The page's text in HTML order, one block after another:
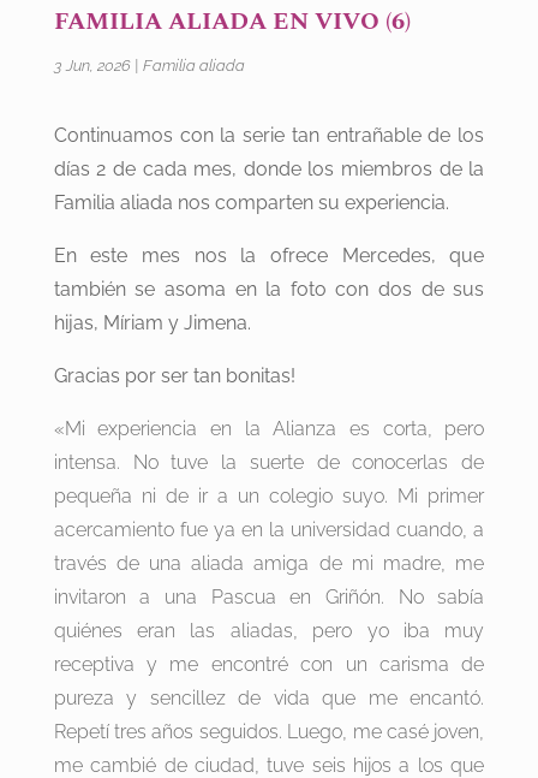
FAMILIA ALIADA EN VIVO (6)
3 Jun, 2026| Familia aliada
Continuamos con la serie tan entrañable de los
días 2 de cada mes, donde los miembros de la
Familia aliada nos comparten su experiencia.
En este mes nos la ofrece Mercedes, que
también se asoma en la foto con dos de sus
hijas, Míriam y Jimena.
Gracias por ser tan bonitas!
«Mi experiencia en la Alianza es corta, pero
intensa. No tuve la suerte de conocerlas de
pequeña ni de ir a un colegio suyo. Mi primer
acercamiento fue ya en la universidad cuando, a
través de una aliada amiga de mi madre, me
invitaron a una Pascua en Griñón. No sabía
quiénes eran las aliadas, pero yo iba muy
receptiva y me encontré con un carisma de
pureza y sencillez de vida que me encantó.
Repetí tres años seguidos. Luego, me casé joven,
me cambié de ciudad, tuve seis hijos a los que